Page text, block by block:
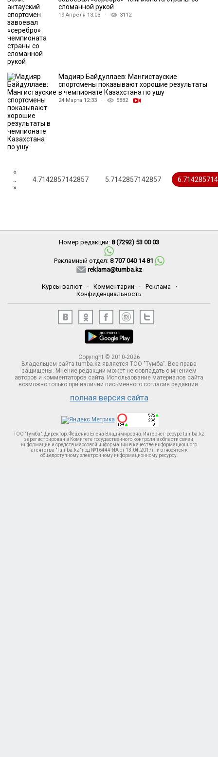
сломанной рукой
19 Апреля 13:03 · 3112
Мадияр Байдуллаев: Мангистауские
спортсмены показывают хорошие результаты
в чемпионате Казахстана по ушу
24 Марта 12:33 · 5882
«
..
4.7142857142857 5.7142857142857
»
Номер редакции: 8 (7292) 53 00 03
Рекламный отдел: 8 707 040 14 81
reklama@tumba.kz
Курсы валют · Комментарии · Реклама
·
Конфиденциальность
Copyright © 2010-2026
Владельцем сайта tumba.kz является ТОО "Тумба". Все права
защищены. Мнение редакции может не совпадать с мнением
авторов и комментаторов сайта. Использование материалов сайта
возможно только при наличии письменного согласия редакции.
полная версия сайта
ТОО "Тумба". Директор: Фещенко Елена Владимировна, Интернет-ресурс tumba.kz
зарегистрирован в Комитете госудаственного контроля в области связи,
информации и средств массовой информации в качестве информационного
агентства "Tumba.kz" под №16444-ИА от 13.04.2017г. и относятся к
общедоступному электронному информационному ресурсу.